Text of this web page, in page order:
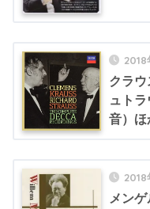
2018
クラ
ュト
音）ほ
メン